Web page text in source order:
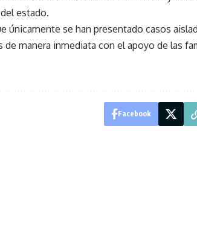
estado.
únicamente se han presentado casos
manera inmediata con el apoyo de las
Facebook